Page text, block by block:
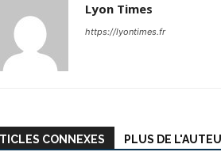
Lyon Times
https://lyontimes.fr
CONNEXES PLUS DE